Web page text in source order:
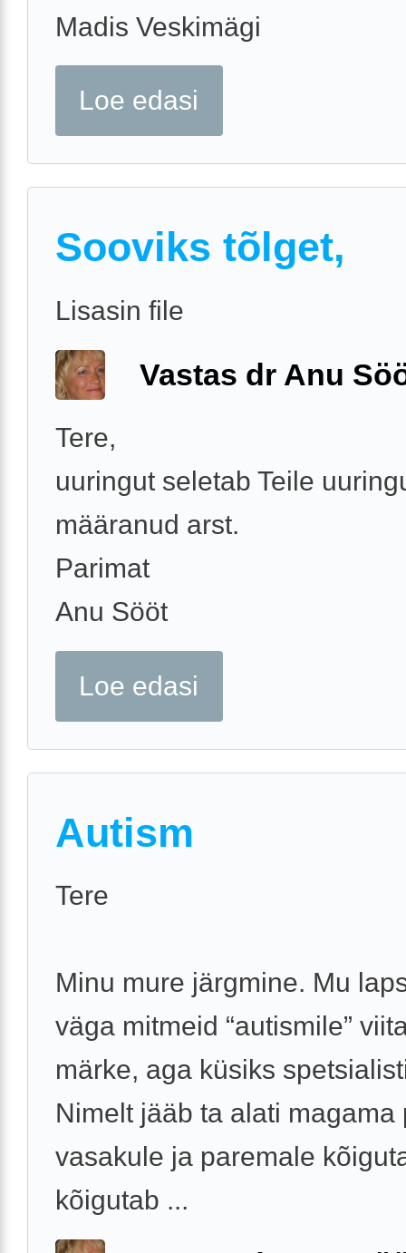
Madis Veskimägi
Loe edasi
Sooviks tõlget,
Lisasin file
Vastas dr Anu
Tere,
uuringut seletab Teile
määranud arst.
Parimat
Anu Sööt
Loe edasi
Autism
Tere
Minu mure järgmine. Mu
väga mitmeid “autismile”
märke, aga küsiks
Nimelt jääb ta alati magama
vasakule ja paremale
kõigutab ...